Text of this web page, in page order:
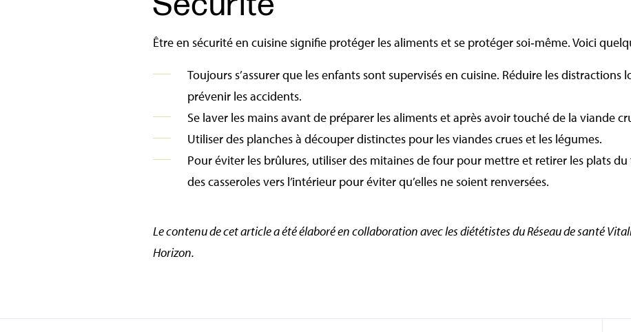
Être en sécurité en cuisine signifie protéger les aliments et se protéger soi‑même. Voici
Toujours s’assurer que les enfants sont supervisés en cuisine. Réduire les distractions
prévenir les accidents.
Se laver les mains avant de préparer les aliments et après avoir touché de la viande
Utiliser des planches à découper distinctes pour les viandes crues et les légumes.
Pour éviter les brûlures, utiliser des mitaines de four pour mettre et retirer les plats du
des casseroles vers l’intérieur pour éviter qu’elles ne soient renversées.
Le contenu de cet article a été élaboré en collaboration avec les diététistes du Réseau de santé
Horizon.